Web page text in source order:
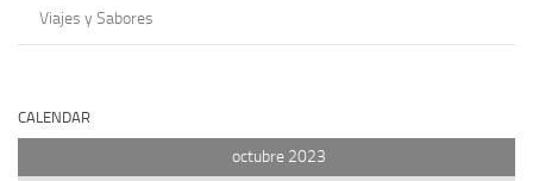
Viajes y Sabores
CALENDAR
octubre 2023